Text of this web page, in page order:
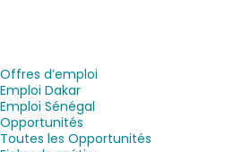
Offres d’emploi
Emploi Dakar
Emploi Sénégal
Opportunités
Toutes les Opportunités